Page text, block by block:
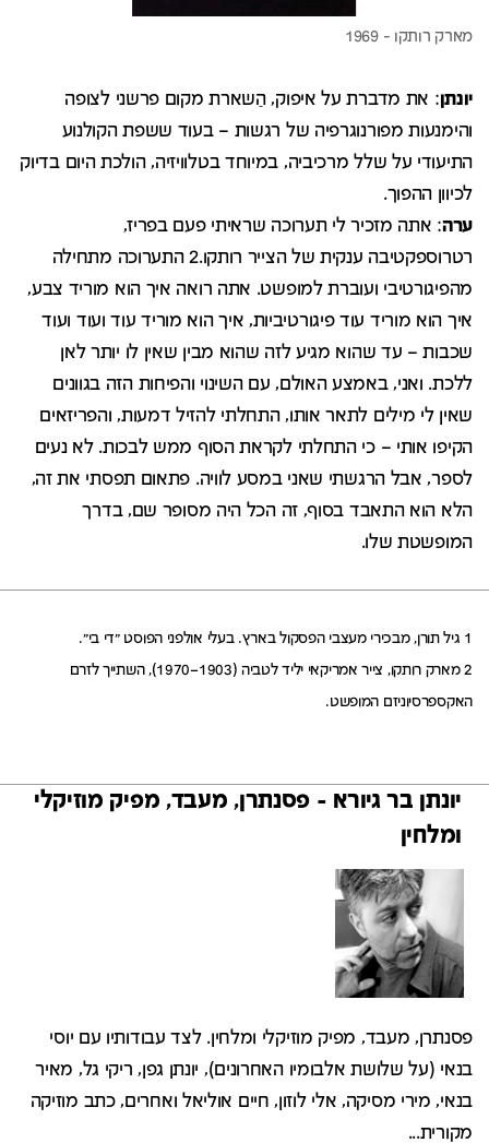
יונתן: את מדברת על איפוק, הַשארת מקום פרשני לצופה
והימנעות מפורנוגרפיה של רגשות – בעוד ששפת הקולנוע
התיעודי על שלל מרכיביה, במיוחד בטלוויזיה, הולכת היום בדיוק
לכיוון ההפוך.
ערה: אתה מזכיר לי תערוכה שראיתי פעם בפריז,
רטרוספקטיבה ענקית של הצייר רותקו.2 התערוכה מתחילה
מהפיגורטיבי ועוברת למופשט. אתה רואה איך הוא מוריד צבע,
איך הוא מוריד עוד פיגורטיביות, איך הוא מוריד עוד ועוד ועוד
שכבות – עד שהוא מגיע לזה שהוא מבין שאין לו יותר לאן
ללכת. ואני, באמצע האולם, עם השינוי והפיחות הזה בגוונים
שאין לי מילים לתאר אותו, התחלתי להזיל דמעות, והפריזאים
הקיפו אותי – כי התחלתי לקראת הסוף ממש לבכות. לא נעים
לספר, אבל הרגשתי שאני במסע לוויה. פתאום תפסתי את זה,
הלא הוא התאבד בסוף, זה הכל היה מסופר שם, בדרך
המופשטת שלו.
1 גיל תורן, מבכירי מעצבי הפסקול בארץ. בעלי אולפני הפוסט "די בי".
2 מארק רותקו, צייר אמריקאי יליד לטביה (1903–1970), השתייך לזרם
האקספרסיוניזם המופשט.
יונתן בר גיורא - פסנתרן, מעבד, מפיק מוזיקלי
ומלחין
פסנתרן, מעבד, מפיק מוזיקלי ומלחין. לצד עבודותיו עם יוסי
בנאי (על שלושת אלבומיו האחרונים), יונתן גפן, ריקי גל, מאיר
בנאי, מירי מסיקה, אלי לוזון, חיים אוליאל ואחרים, כתב מוזיקה
מקורית...